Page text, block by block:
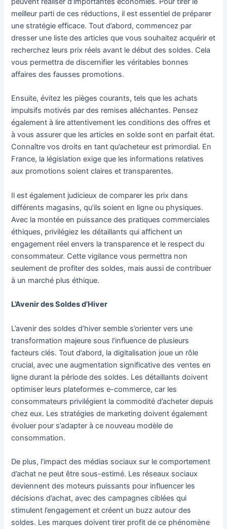
meilleur parti de ces réductions, il est essentiel de préparer
une stratégie efficace. Tout d’abord, commencez par
dresser une liste des articles que vous souhaitez acquérir et
recherchez leurs prix réels avant le début des soldes. Cela
vous permettra de discernifier les véritables bonnes
affaires des fausses promotions.
Ensuite, évitez les pièges courants, tels que les achats
impulsifs motivés par des remises alléchantes. Pensez
également à lire attentivement les conditions des offres et
à vous assurer que les articles en solde sont en parfait état.
Connaître vos droits en tant qu’acheteur est primordial. En
France, la législation exige que les informations relatives
aux promotions soient claires et transparentes.
Il est également judicieux de comparer les prix dans
différents magasins, qu’ils soient en ligne ou physiques.
Avec la montée en puissance des pratiques commerciales
éthiques, privilégiez les détaillants qui affichent un
engagement réel envers la transparence et le respect du
consommateur. Cette vigilance vous permettra non
seulement de profiter des soldes, mais aussi de contribuer
à un marché plus éthique.
L’Avenir des Soldes d’Hiver
L’avenir des soldes d’hiver semble s’orienter vers une
transformation majeure sous l’influence de plusieurs
facteurs clés. Tout d’abord, la digitalisation joue un rôle
crucial, avec une augmentation significative des ventes en
ligne durant la période des soldes. Les détaillants doivent
optimiser leurs plateformes e-commerce, car les
consommateurs privilégient la commodité d’acheter depuis
chez eux. Les stratégies de marketing doivent également
évoluer pour s’adapter à ce nouveau modèle de
consommation.
De plus, l’impact des médias sociaux sur le comportement
d’achat ne peut être sous-estimé. Les réseaux sociaux
deviennent des moteurs puissants pour influencer les
décisions d’achat, avec des campagnes ciblées qui
stimulent l’engagement et créent un buzz autour des
soldes. Les marques doivent tirer profit de ce phénomène